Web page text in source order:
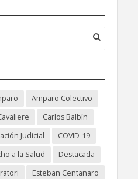
Amparo Colectivo
Carlos Balbín
Judicial
COVID-19
a la Salud
Destacada
Esteban Centanaro